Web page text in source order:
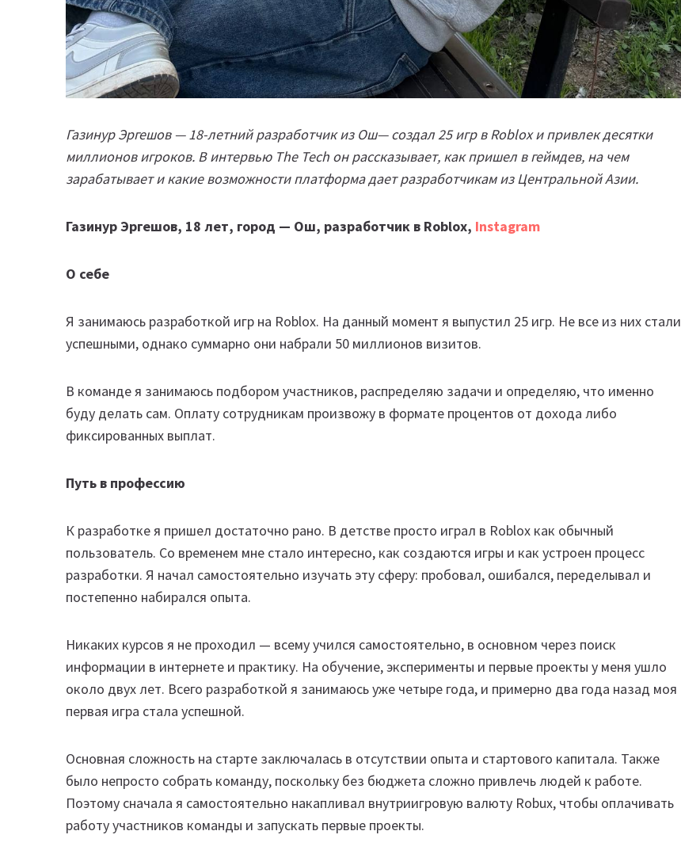
Газинур Эргешов — 18-летний разработчик из Ош— создал 25 игр в Roblox и привлек десятки
миллионов игроков. В интервью The Tech он рассказывает, как пришел в геймдев, на чем
зарабатывает и какие возможности платформа дает разработчикам из Центральной Азии.
Газинур Эргешов, 18 лет, город — Ош, разработчик в Roblox, Instagram
О себе
Я занимаюсь разработкой игр на Roblox. На данный момент я выпустил 25 игр. Не все из них стали
успешными, однако суммарно они набрали 50 миллионов визитов.
В команде я занимаюсь подбором участников, распределяю задачи и определяю, что именно
буду делать сам. Оплату сотрудникам произвожу в формате процентов от дохода либо
фиксированных выплат.
Путь в профессию
К разработке я пришел достаточно рано. В детстве просто играл в Roblox как обычный
пользователь. Со временем мне стало интересно, как создаются игры и как устроен процесс
разработки. Я начал самостоятельно изучать эту сферу: пробовал, ошибался, переделывал и
постепенно набирался опыта.
Никаких курсов я не проходил — всему учился самостоятельно, в основном через поиск
информации в интернете и практику. На обучение, эксперименты и первые проекты у меня ушло
около двух лет. Всего разработкой я занимаюсь уже четыре года, и примерно два года назад моя
первая игра стала успешной.
Основная сложность на старте заключалась в отсутствии опыта и стартового капитала. Также
было непросто собрать команду, поскольку без бюджета сложно привлечь людей к работе.
Поэтому сначала я самостоятельно накапливал внутриигровую валюту Robux, чтобы оплачивать
работу участников команды и запускать первые проекты.